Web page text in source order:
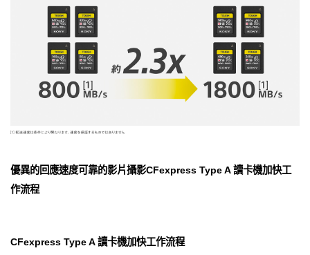
優異的回應速度可靠的影片攝影CFexpress Type A 讀卡機加快工
作流程
CFexpress Type A 讀卡機加快工作流程